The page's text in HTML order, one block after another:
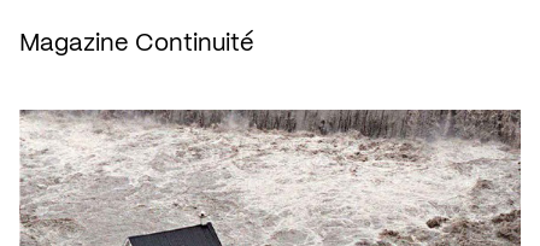
Magazine Continuité